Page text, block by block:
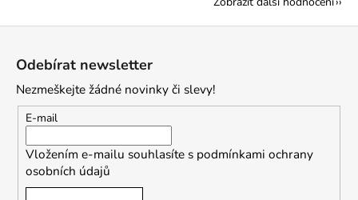
Odebírat newsletter
Nezmeškejte žádné novinky či slevy!
E-mail
Vložením e-mailu souhlasíte s podmínkami ochrany
osobních údajů